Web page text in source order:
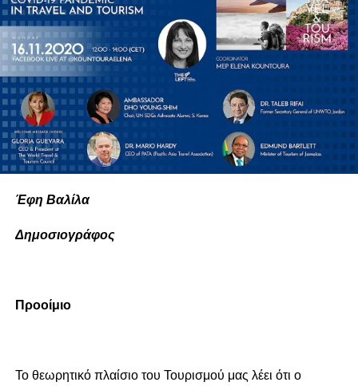
Έφη Βαλίλα
Δημοσιογράφος
Προοίμιο
Το θεωρητικό πλαίσιο του Τουρισμού μας λέει ότι ο